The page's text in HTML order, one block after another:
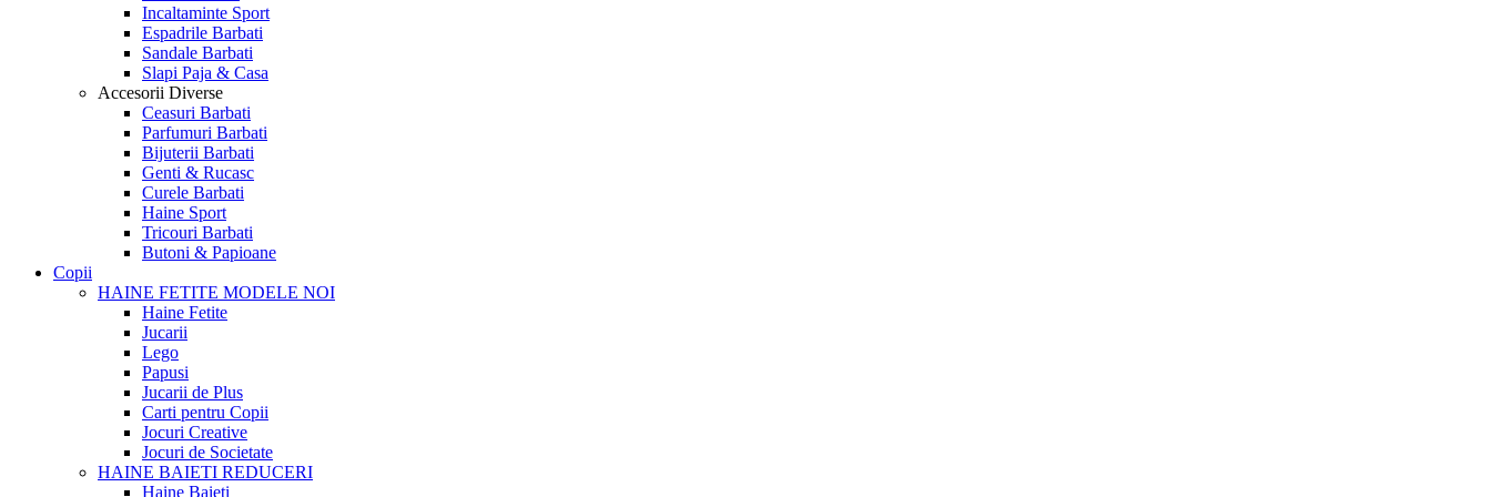
Incaltaminte Sport
Espadrile Barbati
Sandale Barbati
Slapi Paja & Casa
Accesorii Diverse
Ceasuri Barbati
Parfumuri Barbati
Bijuterii Barbati
Genti & Rucasc
Curele Barbati
Haine Sport
Tricouri Barbati
Butoni & Papioane
Copii
HAINE FETITE MODELE NOI
Haine Fetite
Jucarii
Lego
Papusi
Jucarii de Plus
Carti pentru Copii
Jocuri Creative
Jocuri de Societate
HAINE BAIETI REDUCERI
Haine Baieti